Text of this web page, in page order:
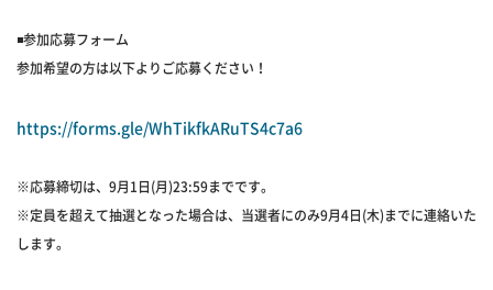
◾️参加応募フォーム
参加希望の方は以下よりご応募ください！
https://forms.gle/WhTikfkARuTS4c7a6
※応募締切は、9月1日(月)23:59までです。
※定員を超えて抽選となった場合は、当選者にのみ9月4日(木)までに連絡いた
します。